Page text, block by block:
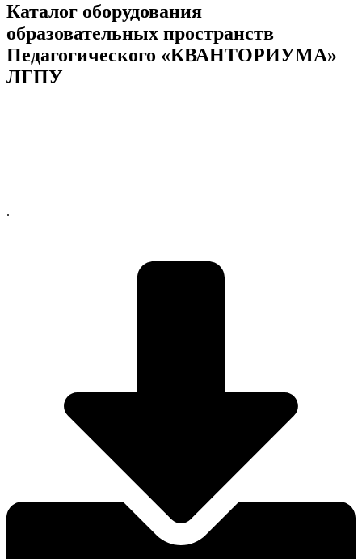
Каталог оборудования
образовательных пространств
Педагогического «КВАНТОРИУМА»
ЛГПУ
.